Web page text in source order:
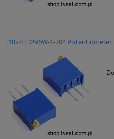
[10szt] 3296W-1-204 Potentiometer